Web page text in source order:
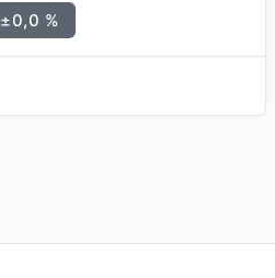
±0,0 %